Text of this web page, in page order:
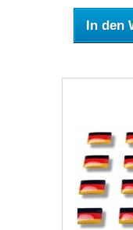
In den